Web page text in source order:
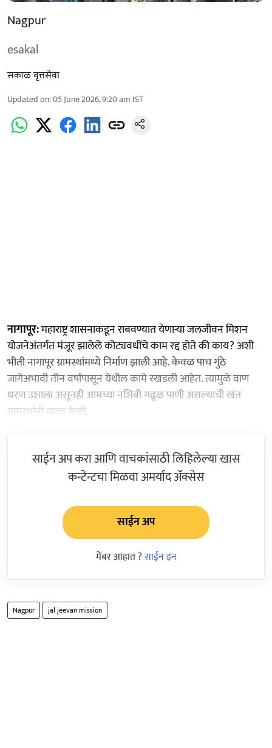
Nagpur
esakal
सकाळ वृत्तसेवा
Updated on:05 June 2026, 9:20 am IST
नागापूर:महाराष्ट्र शासनाकडून राबवण्यात येणाऱ्या जलजीवन मिशन
योजनेअंतर्गत मंजूर झालेले कोट्यवधींचे काम रद्द होते की काय? अशी
भीती नागापूर ग्रामस्थांमध्ये निर्माण झाली आहे. केवळ पाच गुंठे
जागेअभावी तीन वर्षांपासून येथील कामे रखडली आहेत. त्यामुळे वाण
धरण उशाला असूनही आमच्या नशिबी गढूळ पाणी असल्याची खंत
ग्रामस्थांनी व्यक्त केली.
साईन अप करा आणि वाचकांसाठी लिहिलेल्या खास
कन्टेन्टचा मिळवा अमर्याद ॲक्सेस
साईन अप
मेंबर आहात ?साईन इन
Nagpur jal jeevan mission